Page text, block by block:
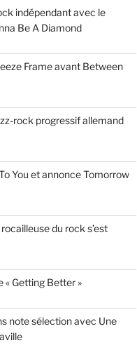
indépendant avec le
Be A Diamond
Frame avant Between
rock progressif allemand
You et annonce Tomorrow
du rock s’est
« Getting Better »
note sélection avec Une